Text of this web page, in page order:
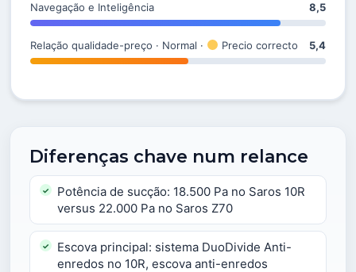
Navegação e Inteligência 8,5
Relação qualidade-preço · Normal · Precio correcto 5,4
Diferenças chave num relance
Potência de sucção: 18.500 Pa no Saros 10R
versus 22.000 Pa no Saros Z70
Escova principal: sistema DuoDivide Anti-
enredos no 10R, escova anti-enredos